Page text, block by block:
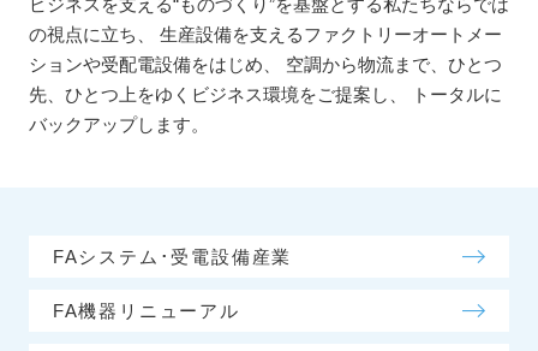
ビジネスを支える“ものづくり”を基盤とする私たちならでは
の視点に立ち、
生産設備を支えるファクトリーオートメー
ションや受配電設備をはじめ、
空調から物流まで、ひとつ
先、ひとつ上をゆくビジネス環境をご提案し、
トータルに
バックアップします。
FAシステム･受電設備産業
FA機器リニューアル